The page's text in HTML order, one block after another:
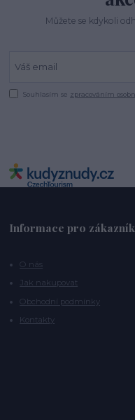
Můžete se kdykoli
Souhlasím se zpracováním
Informace pro
O nás
Jak nakupovat
Obchodní podmínky
Kontakty